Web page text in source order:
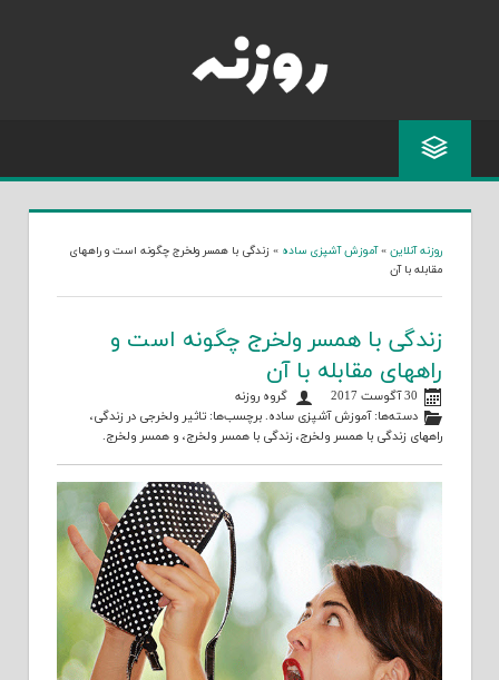
روزنه آنلاین »آموزش آشپزی ساده » زندگی با همسر ولخرج چگونه است و راههای
مقابله با آن
زندگی با همسر ولخرج چگونه است و
راههای مقابله با آن
30 آگوست 2017
گروه روزنه
دسته‌ها:آموزش آشپزی ساده. برچسب‌ها:تاثیر ولخرجی در زندگی،
راههای زندگی با همسر ولخرج، زندگی با همسر ولخرج، و همسر ولخرج.